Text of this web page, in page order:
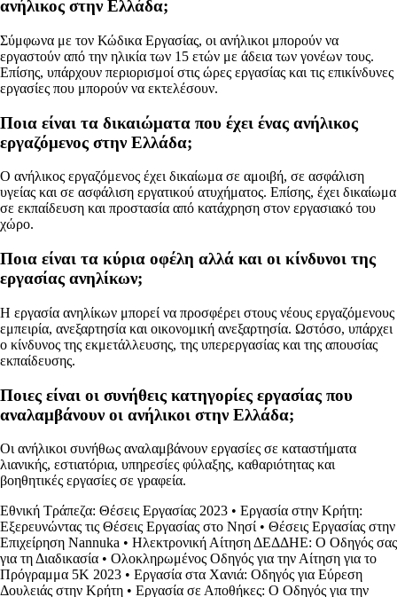
ανήλικος στην Ελλάδα;
Σύμφωνα με τον Κώδικα Εργασίας, οι ανήλικοι μπορούν να
εργαστούν από την ηλικία των 15 ετών με άδεια των γονέων τους.
Επίσης, υπάρχουν περιορισμοί στις ώρες εργασίας και τις επικίνδυνες
εργασίες που μπορούν να εκτελέσουν.
Ποια είναι τα δικαιώματα που έχει ένας ανήλικος
εργαζόμενος στην Ελλάδα;
Ο ανήλικος εργαζόμενος έχει δικαίωμα σε αμοιβή, σε ασφάλιση
υγείας και σε ασφάλιση εργατικού ατυχήματος. Επίσης, έχει δικαίωμα
σε εκπαίδευση και προστασία από κατάχρηση στον εργασιακό του
χώρο.
Ποια είναι τα κύρια οφέλη αλλά και οι κίνδυνοι της
εργασίας ανηλίκων;
Η εργασία ανηλίκων μπορεί να προσφέρει στους νέους εργαζόμενους
εμπειρία, ανεξαρτησία και οικονομική ανεξαρτησία. Ωστόσο, υπάρχει
ο κίνδυνος της εκμετάλλευσης, της υπερεργασίας και της απουσίας
εκπαίδευσης.
Ποιες είναι οι συνήθεις κατηγορίες εργασίας που
αναλαμβάνουν οι ανήλικοι στην Ελλάδα;
Οι ανήλικοι συνήθως αναλαμβάνουν εργασίες σε καταστήματα
λιανικής, εστιατόρια, υπηρεσίες φύλαξης, καθαριότητας και
βοηθητικές εργασίες σε γραφεία.
Εθνική Τράπεζα: Θέσεις Εργασίας 2023 • Εργασία στην Κρήτη:
Εξερευνώντας τις Θέσεις Εργασίας στο Νησί • Θέσεις Εργασίας στην
Επιχείρηση Nannuka • Ηλεκτρονική Αίτηση ΔΕΔΔΗΕ: Ο Οδηγός σας
για τη Διαδικασία • Ολοκληρωμένος Οδηγός για την Αίτηση για το
Πρόγραμμα 5Κ 2023 • Εργασία στα Χανιά: Οδηγός για Εύρεση
Δουλειάς στην Κρήτη • Εργασία σε Αποθήκες: Ο Οδηγός για την